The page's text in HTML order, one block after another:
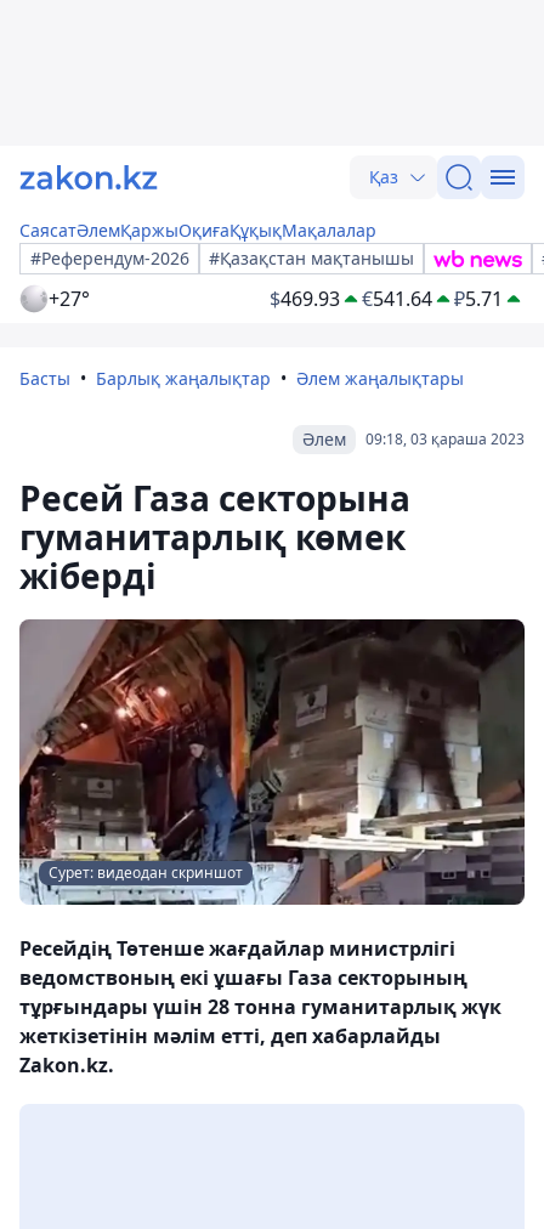
Қаз
СаясатӘлемҚаржыОқиғаҚұқықМақалалар
#Референдум-2026
#Қазақстан мақтанышы
+27° $469.93 €541.64 ₽5.71
Басты Барлық жаңалықтар Әлем жаңалықтары
09:18, 03 қараша 2023
Әлем
Ресей Газа секторына
гуманитарлық көмек
жіберді
Сурет: видеодан скриншот
Ресейдің Төтенше жағдайлар министрлігі
ведомствоның екі ұшағы Газа секторының
тұрғындары үшін 28 тонна гуманитарлық жүк
жеткізетінін мәлім етті, деп хабарлайды
Zakon.kz.